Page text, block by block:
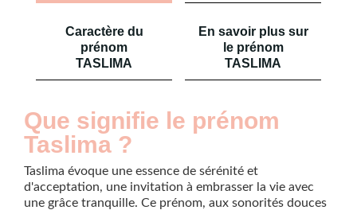
Caractère du
prénom
TASLIMA
En savoir plus sur
le prénom
TASLIMA
Que signifie le prénom
Taslima ?
Taslima évoque une essence de sérénité et
d'acceptation, une invitation à embrasser la vie avec
une grâce tranquille. Ce prénom, aux sonorités douces